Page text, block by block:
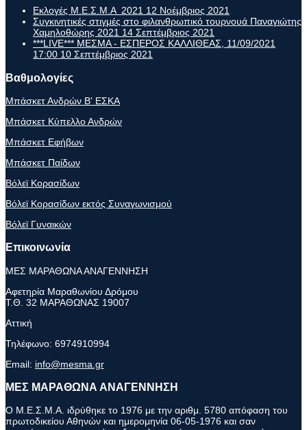
Εκλογές Μ.Ε.Σ.Μ.Α 2021 12 Νοέμβριος 2021
Συγκινητικές στιγμές στο φιλανθρωπικό τουρνουά Παναγιώτης
Χαμηλοθώρης 2021 14 Σεπτέμβριος 2021
***LIVE*** ΜΕΣΜΑ - ΕΣΠΕΡΟΣ ΚΑΛΛΙΘΕΑΣ, 11/09/2021
17:00 10 Σεπτέμβριος 2021
Βαθμολογίες
Μπάσκετ Ανδρών Β' ΕΣΚΑ
Μπάσκετ Κύπελλο Ανδρών
Μπάσκετ Εφήβων
Μπάσκετ Παίδων
Βόλεϊ Κορασίδων
Βόλεϊ Κορασίδων εκτός Συναγωνισμού
Βόλεϊ Γυναικών
Επικοινωνία
ΜΕΣ ΜΑΡΑΘΩΝΑ ΑΝΑΓΕΝΝΗΣΗ
Αφετηρία Μαραθωνίου Δρόμου
Τ.Θ. 32 ΜΑΡΑΘΩΝΑΣ 19007
Αττική
Τηλέφωνο: 6974910994
Email: info@mesma.gr
ΜΕΣ ΜΑΡΑΘΩΝΑ ΑΝΑΓΕΝΝΗΣΗ
Ο Μ.Ε.Σ.Μ.Α. ιδρύθηκε το 1976 με την αριθμ. 5780 απόφαση του
πρωτοδικείου Αθηνών και ημερομηνία 06-05-1976 και σαν